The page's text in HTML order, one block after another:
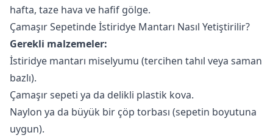
hafta, taze hava ve hafif gölge.
Çamaşır Sepetinde İstiridye Mantarı Nasıl Yetiştirilir?
Gerekli malzemeler:
İstiridye mantarı miselyumu (tercihen tahıl veya saman
bazlı).
Çamaşır sepeti ya da delikli plastik kova.
Naylon ya da büyük bir çöp torbası (sepetin boyutuna
uygun).